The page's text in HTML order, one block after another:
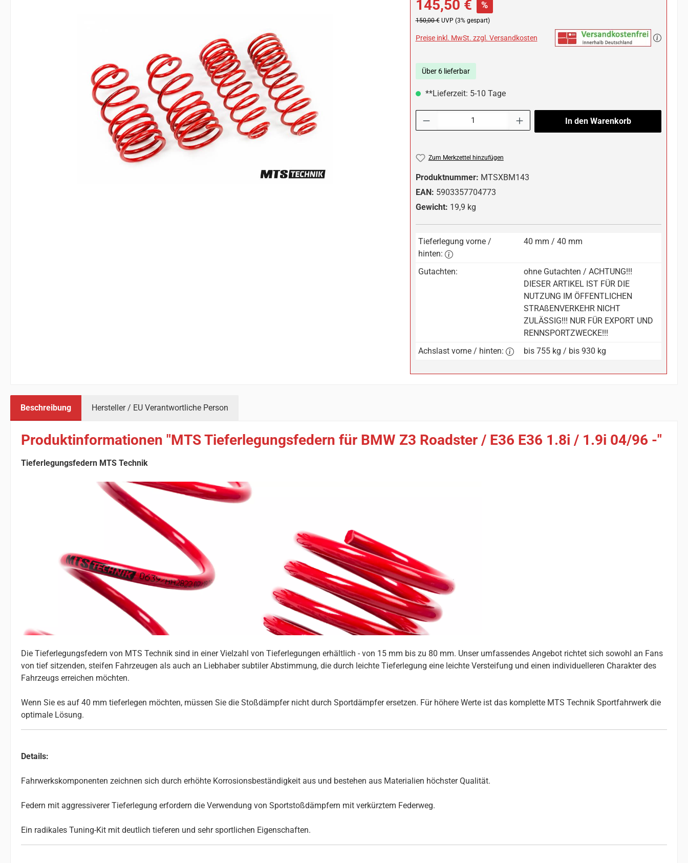
145,50 € %
Regulärer Preis:
150,00 € UVP (3% gespart)
Preise inkl. MwSt. zzgl. Versandkosten
Über 6 lieferbar
**Lieferzeit: 5-10 Tage
In den Warenkorb
Zum Merkzettel hinzufügen
Produktnummer: MTSXBM143
EAN: 5903357704773
Gewicht: 19,9 kg
Tieferlegung vorne /
hinten:
40 mm / 40 mm
Gutachten:
ohne Gutachten / ACHTUNG!!!
DIESER ARTIKEL IST FÜR DIE
NUTZUNG IM ÖFFENTLICHEN
STRAßENVERKEHR NICHT
ZULÄSSIG!!! NUR FÜR EXPORT UND
RENNSPORTZWECKE!!!
Achslast vorne / hinten:
bis 755 kg / bis 930 kg
Beschreibung Hersteller / EU Verantwortliche Person
Produktinformationen "MTS Tieferlegungsfedern für BMW Z3 Roadster / E36 E36 1.8i / 1.9i 04/96 -"
Tieferlegungsfedern MTS Technik
Die Tieferlegungsfedern von MTS Technik sind in einer Vielzahl von Tieferlegungen erhältlich - von 15 mm bis zu 80 mm. Unser umfassendes Angebot richtet sich sowohl an Fans
von tief sitzenden, steifen Fahrzeugen als auch an Liebhaber subtiler Abstimmung, die durch leichte Tieferlegung eine leichte Versteifung und einen individuelleren Charakter des
Fahrzeugs erreichen möchten.
Wenn Sie es auf 40 mm tieferlegen möchten, müssen Sie die Stoßdämpfer nicht durch Sportdämpfer ersetzen. Für höhere Werte ist das komplette MTS Technik Sportfahrwerk die
optimale Lösung.
Details:
Fahrwerkskomponenten zeichnen sich durch erhöhte Korrosionsbeständigkeit aus und bestehen aus Materialien höchster Qualität.
Federn mit aggressiverer Tieferlegung erfordern die Verwendung von Sportstoßdämpfern mit verkürztem Federweg.
Ein radikales Tuning-Kit mit deutlich tieferen und sehr sportlichen Eigenschaften.